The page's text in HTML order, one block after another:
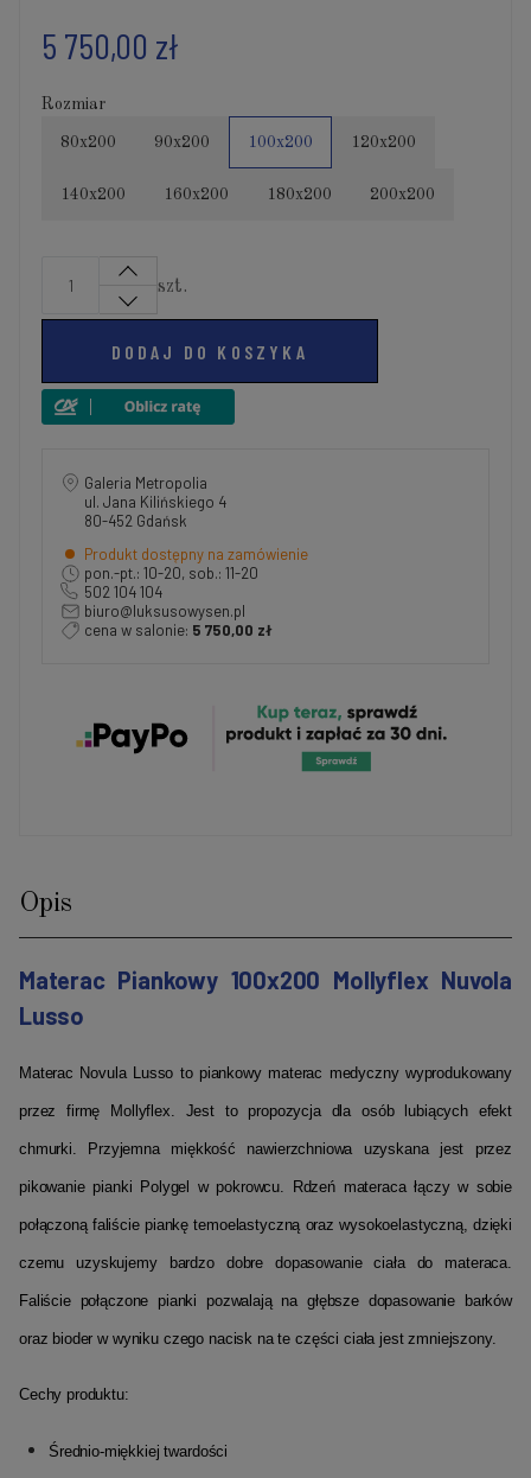
5 750,00 zł
Rozmiar
80x200 90x200 100x200 120x200
140x200 160x200 180x200 200x200
szt.
DODAJ DO KOSZYKA
Galeria Metropolia
ul. Jana Kilińskiego 4
80-452 Gdańsk
Produkt dostępny na zamówienie
pon.-pt.: 10-20, sob.: 11-20
502 104 104
biuro@luksusowysen.pl
cena w salonie: 5 750,00 zł
Opis
Materac Piankowy 100x200 Mollyflex Nuvola
Lusso
Materac Novula Lusso to piankowy materac medyczny wyprodukowany
przez firmę Mollyflex. Jest to propozycja dla osób lubiących efekt
chmurki. Przyjemna miękkość nawierzchniowa uzyskana jest przez
pikowanie pianki Polygel w pokrowcu. Rdzeń materaca łączy w sobie
połączoną faliście piankę temoelastyczną oraz wysokoelastyczną, dzięki
czemu uzyskujemy bardzo dobre dopasowanie ciała do materaca.
Faliście połączone pianki pozwalają na głębsze dopasowanie barków
oraz bioder w wyniku czego nacisk na te części ciała jest zmniejszony.
Cechy produktu:
Średnio-miękkiej twardości